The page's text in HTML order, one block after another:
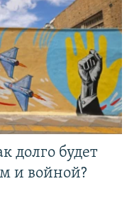
долго будет
и войной?